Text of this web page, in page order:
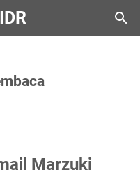
Marzuki